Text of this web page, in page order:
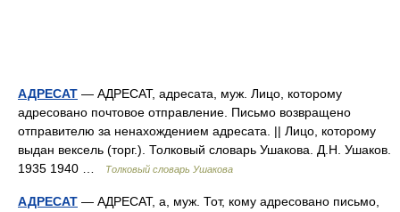
АДРЕСАТ — АДРЕСАТ, адресата, муж. Лицо, которому
адресовано почтовое отправление. Письмо возвращено
отправителю за ненахождением адресата. || Лицо, которому
выдан вексель (торг.). Толковый словарь Ушакова. Д.Н. Ушаков.
1935 1940 …
Толковый словарь Ушакова
АДРЕСАТ — АДРЕСАТ, а, муж. Тот, кому адресовано письмо,